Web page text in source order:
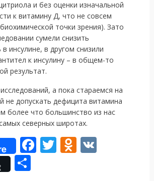
и без оценки изначальной
к витамину Д, что не совсем
точки зрения). Зато
сумели снизить
инсулине, в другом снизили
к инсулину – в общем-то
результат.
а пока стараемся на
не допускать дефицита витамина
более что большинство из нас
северных широтах.
F T O V
О